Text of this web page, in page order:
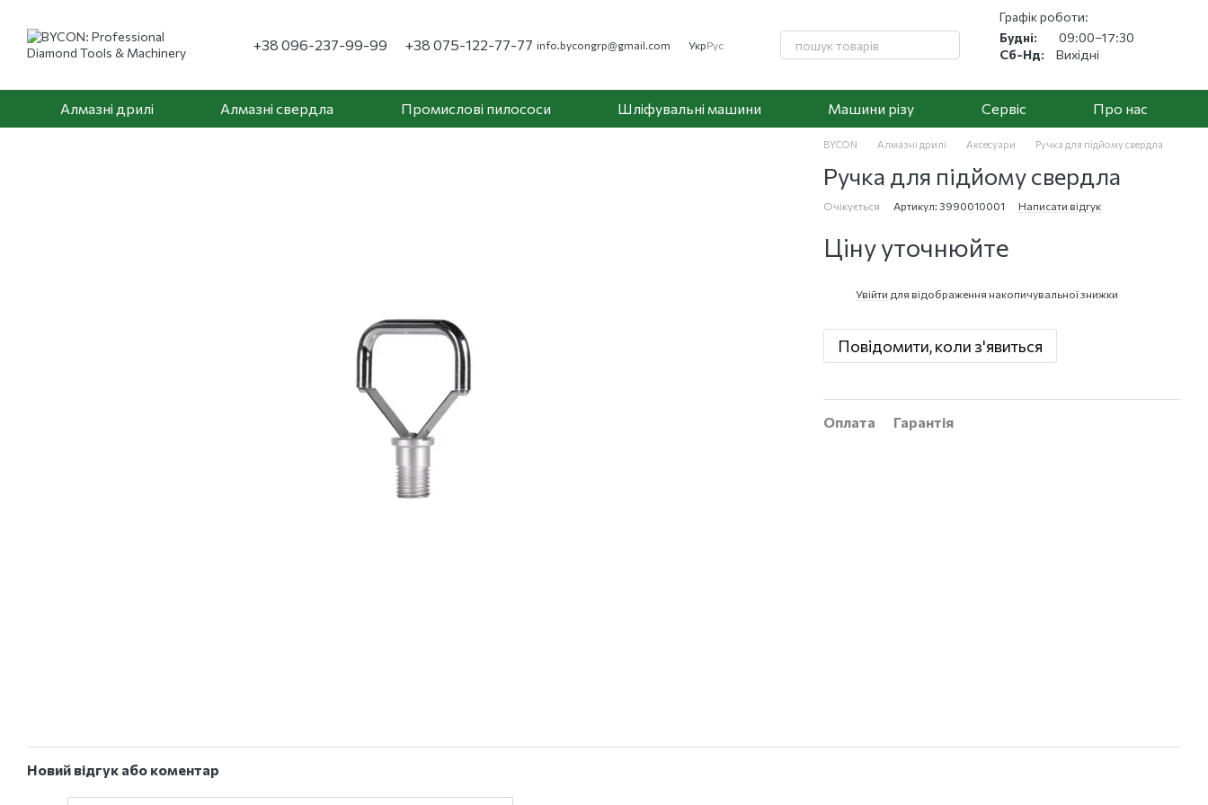
+38 096-237-99-99 +38 075-122-77-77 info.bycongrp@gmail.com УкрРус
Графік роботи:
Будні:
09:00–17:30
Сб-Нд:
Вихідні
Алмазні дрилі Алмазні свердла Промислові пилососи Шліфувальні машини Машини різу Cервіс Про нас
BYCON Алмазні дрилі Аксесуари Ручка для підйому свердла
Ручка для підйому свердла
Очікується Артикул: 3990010001 Написати відгук
Ціну уточнюйте
Увійти для відображення накопичувальної знижки
Повідомити, коли з'явиться
Оплата Гарантія
Новий відгук або коментар